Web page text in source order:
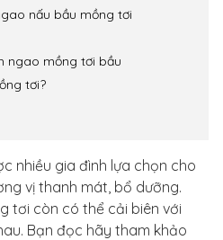
nấu bầu mồng tơi
ngao mồng tơi bầu
tơi?
nhiều gia đình lựa chọn cho
vị thanh mát, bổ dưỡng.
tơi còn có thể cải biên với
Bạn đọc hãy tham khảo